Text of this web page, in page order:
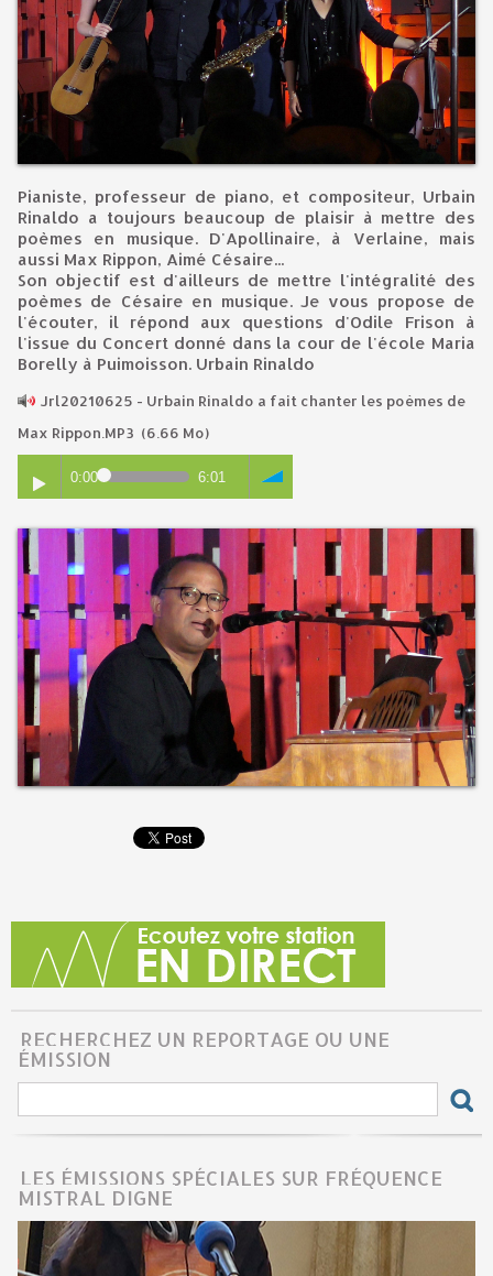
Pianiste, professeur de piano, et compositeur, Urbain
Rinaldo a toujours beaucoup de plaisir à mettre des
poèmes en musique. D'Apollinaire, à Verlaine, mais
aussi Max Rippon, Aimé Césaire...
Son objectif est d'ailleurs de mettre l'intégralité des
poèmes de Césaire en musique. Je vous propose de
l'écouter, il répond aux questions d'Odile Frison à
l'issue du Concert donné dans la cour de l'école Maria
Borelly à Puimoisson. Urbain Rinaldo
Jrl20210625 - Urbain Rinaldo a fait chanter les poèmes de
Max Rippon.MP3 (6.66 Mo)
0:00 6:01
RECHERCHEZ UN REPORTAGE OU UNE
ÉMISSION
LES ÉMISSIONS SPÉCIALES SUR FRÉQUENCE
MISTRAL DIGNE